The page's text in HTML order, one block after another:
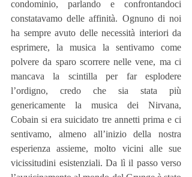
condominio, parlando e confrontandoci
constatavamo delle affinità. Ognuno di noi
ha sempre avuto delle necessità interiori da
esprimere, la musica la sentivamo come
polvere da sparo scorrere nelle vene, ma ci
mancava la scintilla per far esplodere
l’ordigno, credo che sia stata più
genericamente la musica dei Nirvana,
Cobain si era suicidato tre annetti prima e ci
sentivamo, almeno all’inizio della nostra
esperienza assieme, molto vicini alle sue
vicissitudini esistenziali. Da lì il passo verso